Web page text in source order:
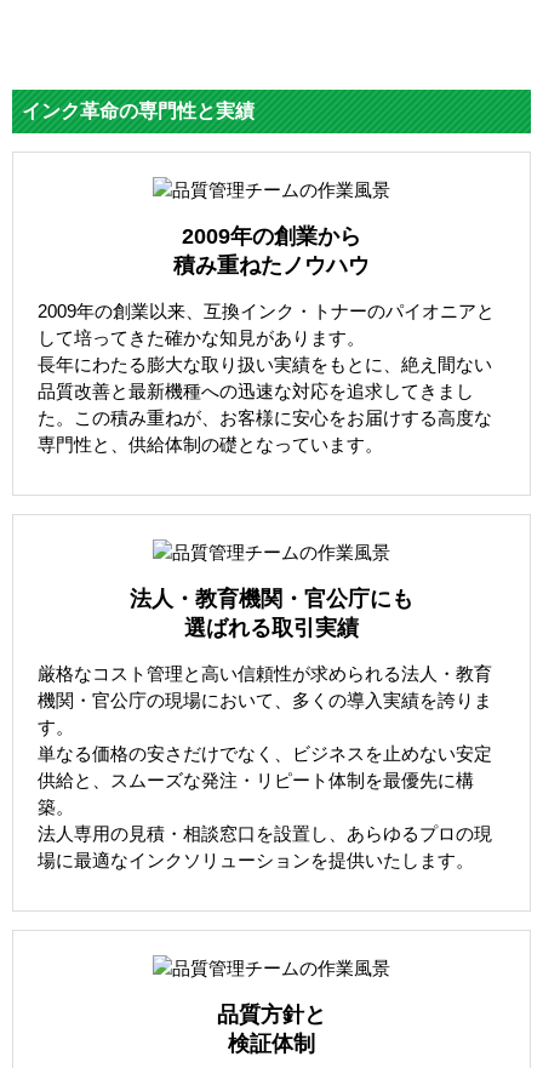
インク革命の専門性と実績
2009年の創業から
積み重ねたノウハウ
2009年の創業以来、互換インク・トナーのパイオニアと
して培ってきた確かな知見があります。
長年にわたる膨大な取り扱い実績をもとに、絶え間ない
品質改善と最新機種への迅速な対応を追求してきまし
た。この積み重ねが、お客様に安心をお届けする高度な
専門性と、供給体制の礎となっています。
法人・教育機関・官公庁にも
選ばれる取引実績
厳格なコスト管理と高い信頼性が求められる法人・教育
機関・官公庁の現場において、多くの導入実績を誇りま
す。
単なる価格の安さだけでなく、ビジネスを止めない安定
供給と、スムーズな発注・リピート体制を最優先に構
築。
法人専用の見積・相談窓口を設置し、あらゆるプロの現
場に最適なインクソリューションを提供いたします。
品質方針と
検証体制